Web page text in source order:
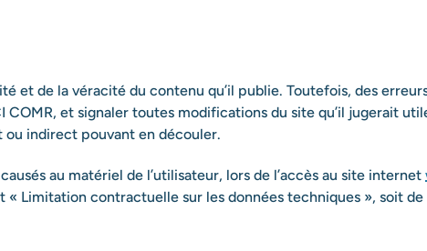
et de la véracité du contenu qu’il publie. Toutefois, des
et signaler toutes modifications du site qu’il jugerait
indirect pouvant en découler.
au matériel de l’utilisateur, lors de l’accès au site internet
Limitation contractuelle sur les données techniques », soit de